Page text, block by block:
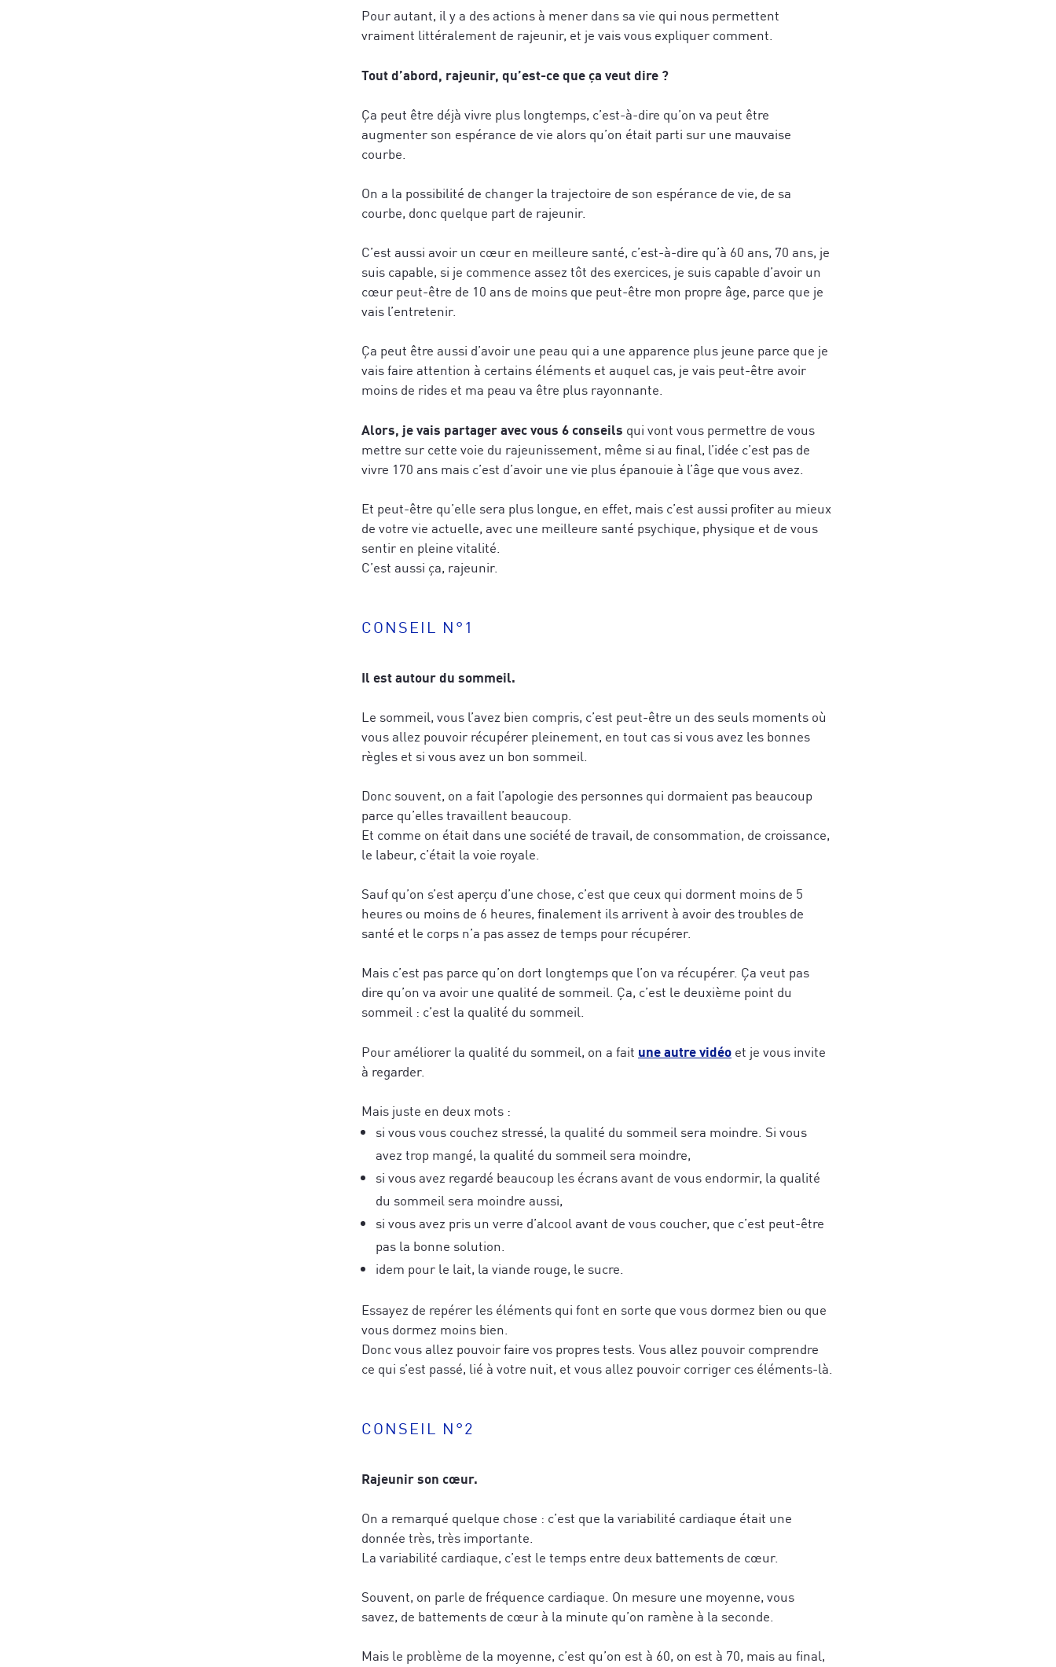
Pour autant, il y a des actions à mener dans sa vie qui nous permettent
vraiment littéralement de rajeunir, et je vais vous expliquer comment.
Tout d’abord, rajeunir, qu’est-ce que ça veut dire ?
Ça peut être déjà vivre plus longtemps, c’est-à-dire qu’on va peut être
augmenter son espérance de vie alors qu’on était parti sur une mauvaise
courbe.
On a la possibilité de changer la trajectoire de son espérance de vie, de sa
courbe, donc quelque part de rajeunir.
C’est aussi avoir un cœur en meilleure santé, c’est-à-dire qu’à 60 ans, 70 ans, je
suis capable, si je commence assez tôt des exercices, je suis capable d’avoir un
cœur peut-être de 10 ans de moins que peut-être mon propre âge, parce que je
vais l’entretenir.
Ça peut être aussi d’avoir une peau qui a une apparence plus jeune parce que je
vais faire attention à certains éléments et auquel cas, je vais peut-être avoir
moins de rides et ma peau va être plus rayonnante.
Alors, je vais partager avec vous 6 conseils qui vont vous permettre de vous
mettre sur cette voie du rajeunissement, même si au final, l’idée c’est pas de
vivre 170 ans mais c’est d’avoir une vie plus épanouie à l’âge que vous avez.
Et peut-être qu’elle sera plus longue, en effet, mais c’est aussi profiter au mieux
de votre vie actuelle, avec une meilleure santé psychique, physique et de vous
sentir en pleine vitalité.
C’est aussi ça, rajeunir.
CONSEIL N°1
Il est autour du sommeil.
Le sommeil, vous l’avez bien compris, c’est peut-être un des seuls moments où
vous allez pouvoir récupérer pleinement, en tout cas si vous avez les bonnes
règles et si vous avez un bon sommeil.
Donc souvent, on a fait l’apologie des personnes qui dormaient pas beaucoup
parce qu’elles travaillent beaucoup.
Et comme on était dans une société de travail, de consommation, de croissance,
le labeur, c’était la voie royale.
Sauf qu’on s’est aperçu d’une chose, c’est que ceux qui dorment moins de 5
heures ou moins de 6 heures, finalement ils arrivent à avoir des troubles de
santé et le corps n’a pas assez de temps pour récupérer.
Mais c’est pas parce qu’on dort longtemps que l’on va récupérer. Ça veut pas
dire qu’on va avoir une qualité de sommeil. Ça, c’est le deuxième point du
sommeil : c’est la qualité du sommeil.
Pour améliorer la qualité du sommeil, on a fait une autre vidéo et je vous invite
à regarder.
Mais juste en deux mots :
si vous vous couchez stressé, la qualité du sommeil sera moindre. Si vous
avez trop mangé, la qualité du sommeil sera moindre,
si vous avez regardé beaucoup les écrans avant de vous endormir, la qualité
du sommeil sera moindre aussi,
si vous avez pris un verre d’alcool avant de vous coucher, que c’est peut-être
pas la bonne solution.
idem pour le lait, la viande rouge, le sucre.
Essayez de repérer les éléments qui font en sorte que vous dormez bien ou que
vous dormez moins bien.
Donc vous allez pouvoir faire vos propres tests. Vous allez pouvoir comprendre
ce qui s’est passé, lié à votre nuit, et vous allez pouvoir corriger ces éléments-là.
CONSEIL N°2
Rajeunir son cœur.
On a remarqué quelque chose : c’est que la variabilité cardiaque était une
donnée très, très importante.
La variabilité cardiaque, c’est le temps entre deux battements de cœur.
Souvent, on parle de fréquence cardiaque. On mesure une moyenne, vous
savez, de battements de cœur à la minute qu’on ramène à la seconde.
Mais le problème de la moyenne, c’est qu’on est à 60, on est à 70, mais au final,
de réussite des neurosciences et de la cohérence cardiaque
et notre vidéo de coaching, pour développer votre
business tout en étant profondément aligné(e) avec ce
caractérise le mieux aujourd'hui
confidentialité
Recevez des conseils exclusifs issus des neurosciences, de l’épigénétique et des
découvertes en transformation humaine, directement applicables à vos projets.
Accédez en avant-première à nos formations, techniques avancées, séminaires et aux
Veuillez vérifier votre demande.*